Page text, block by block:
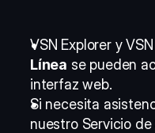
VSN Explorer y
Línea se pueden
interfaz web.
Si necesita
nuestro Servicio